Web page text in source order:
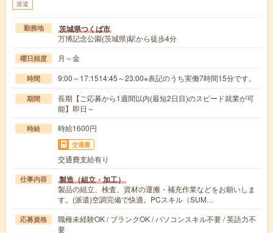
派遣
勤務地 茨城県つくば市
万博記念公園(茨城県)駅から徒歩4分
曜日頻度 月～金
時間 9:00～17:1514:45～23:00※表記のうち実働7時間15分です。
期間
長期【ご応募から1週間以内(最短2日目)のスピード就業が可
能】即日～
時給 時給1600円
交通費
交通費支給有り
仕事内容 製造（組立・加工）
製品の組立、検査、資材の運搬・補充作業などをお願いしま
す。(派遣)空調完備で快適。PCスキル（SUM…
応募資格
職種未経験OK / ブランクOK / パソコンスキル不要 / 英語力不
要